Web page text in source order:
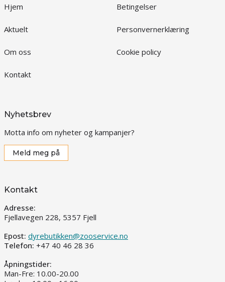
Hjem
Aktuelt
Om oss
Kontakt
Betingelser
Personvernerklæring
Cookie policy
Nyhetsbrev
Motta info om nyheter og kampanjer?
Meld meg på
Kontakt
Adresse:
Fjellavegen 228, 5357 Fjell
Epost: dyrebutikken@zooservice.no
Telefon: +47 40 46 28 36
Åpningstider:
Man-Fre: 10.00-20.00